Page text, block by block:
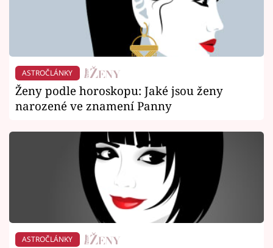
ASTROČLÁNKY
Ženy podle horoskopu: Jaké jsou ženy
narozené ve znamení Panny
ASTROČLÁNKY